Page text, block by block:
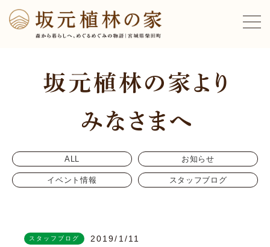
ALL お知らせ
イベント情報 スタッフブログ
スタッフブログ 2019/1/11